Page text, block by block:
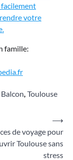
facilement
votre
famille:
, Toulouse
de voyage pour
Toulouse sans
stress
⟶